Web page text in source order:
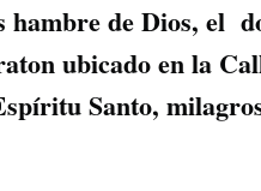
hambre de Dios, el
ubicado en la
Santo,